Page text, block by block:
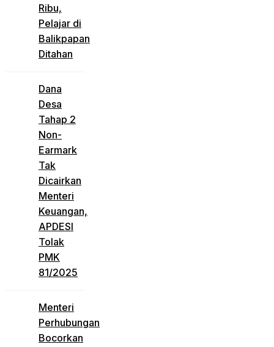
Ribu,
Pelajar di
Balikpapan
Ditahan
Dana
Desa
Tahap 2
Non-
Earmark
Tak
Dicairkan
Menteri
Keuangan,
APDESI
Tolak
PMK
81/2025
Menteri
Perhubungan
Bocorkan